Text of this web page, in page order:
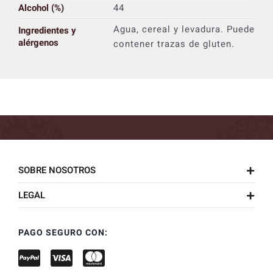
Alcohol (%)
44
Ingredientes y
alérgenos
Agua, cereal y levadura. Puede
contener trazas de gluten.
SOBRE NOSOTROS
LEGAL
PAGO SEGURO CON: